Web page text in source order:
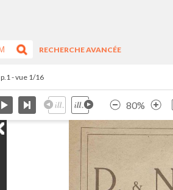
RECHERCHE AVANCÉE
p.1 - vue 1/16
80%